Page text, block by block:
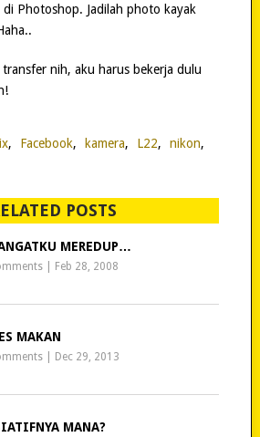
Photoshop. Jadilah photo kayak
nih, aku harus bekerja dulu
, Facebook, kamera, L22, nikon,
POSTS
MEREDUP…
Feb 28, 2008
MAKAN
Dec 29, 2013
MANA?